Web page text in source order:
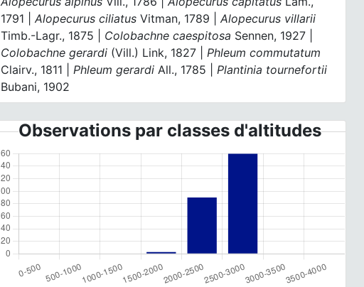
1791 |Alopecurus ciliatus Vitman, 1789 |Alopecurus villarii
Timb.-Lagr., 1875 | Colobachne caespitosa Sennen, 1927 |
Colobachne gerardi (Vill.) Link, 1827 |Phleum commutatum
Clairv., 1811 |Phleum gerardi All., 1785 |Plantinia tournefortii
Bubani, 1902
Observations par classes d'altitudes